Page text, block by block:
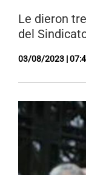
Le dieron
del
03/08/2023 |